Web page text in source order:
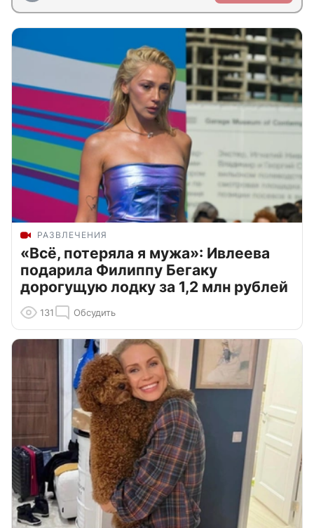
РАЗВЛЕЧЕНИЯ
«Всё, потеряла я мужа»: Ивлеева
подарила Филиппу Бегаку
дорогущую лодку за 1,2 млн рублей
131 Обсудить